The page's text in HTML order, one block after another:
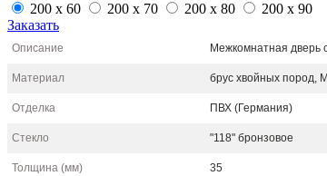
200 x 60
200 x 70 200 x 80
200 x 90
Заказать
Описание Межкомнатная дверь
Материал брус хвойных пород,
Отделка ПВХ (Германия)
Стекло "118" бронзовое
Толщина (мм) 35